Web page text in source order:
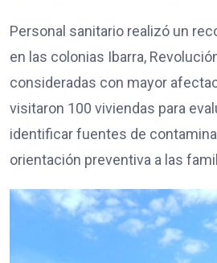
Personal sanitario realizó un
en las colonias Ibarra,
consideradas con mayor
visitaron 100 viviendas para
identificar fuentes de
orientación preventiva a las